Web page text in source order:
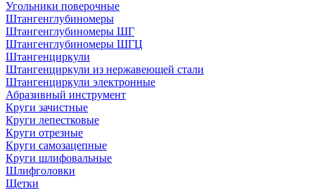
Угольники поверочные
Штангенглубиномеры
Штангенглубиномеры ШГ
Штангенглубиномеры ШГЦ
Штангенциркули
Штангенциркули из нержавеющей стали
Штангенциркули электронные
Абразивный инструмент
Круги зачистные
Круги лепестковые
Круги отрезные
Круги самозацепные
Круги шлифовальные
Шлифголовки
Щетки